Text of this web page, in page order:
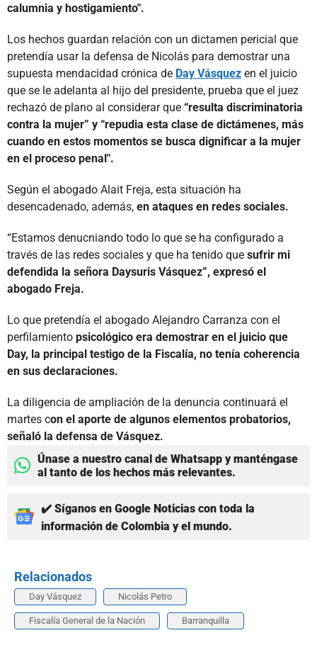
calumnia y hostigamiento".
Los hechos guardan relación con un dictamen pericial que
pretendía usar la defensa de Nicolás para demostrar una
supuesta mendacidad crónica de Day Vásquez en el juicio
que se le adelanta al hijo del presidente, prueba que el juez
rechazó de plano al considerar que “resulta discriminatoria
contra la mujer” y “repudia esta clase de dictámenes, más
cuando en estos momentos se busca dignificar a la mujer
en el proceso penal".
Según el abogado Alait Freja, esta situación ha
desencadenado, además, en ataques en redes sociales.
“Estamos denucniando todo lo que se ha configurado a
través de las redes sociales y que ha tenido que sufrir mi
defendida la señora Daysuris Vásquez”, expresó el
abogado Freja.
Lo que pretendía el abogado Alejandro Carranza con el
perfilamiento psicológico era demostrar en el juicio que
Day, la principal testigo de la Fiscalía, no tenía coherencia
en sus declaraciones.
La diligencia de ampliación de la denuncia continuará el
martes con el aporte de algunos elementos probatorios,
señaló la defensa de Vásquez.
Únase a nuestro canal de Whatsapp y manténgase
al tanto de los hechos más relevantes.
✔️ Síganos en Google Noticias con toda la
información de Colombia y el mundo.
Relacionados
Day Vásquez Nicolás Petro
Fiscalía General de la Nación Barranquilla